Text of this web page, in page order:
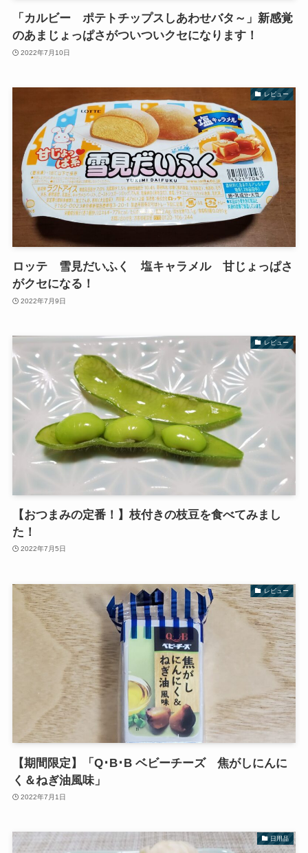
「カルビー ポテトチップスしあわせバタ～」新感覚
のあまじょっぱさがついついクセになります！
2022年7月10日
レビュー
ロッテ 雪見だいふく 塩キャラメル 甘じょっぱさ
がクセになる！
2022年7月9日
レビュー
【おつまみの定番！】枝付きの枝豆を食べてみまし
た！
2022年7月5日
レビュー
【期間限定】「Q･B･B ベビーチーズ 焦がしにんに
く＆ねぎ油風味」
2022年7月1日
日用品